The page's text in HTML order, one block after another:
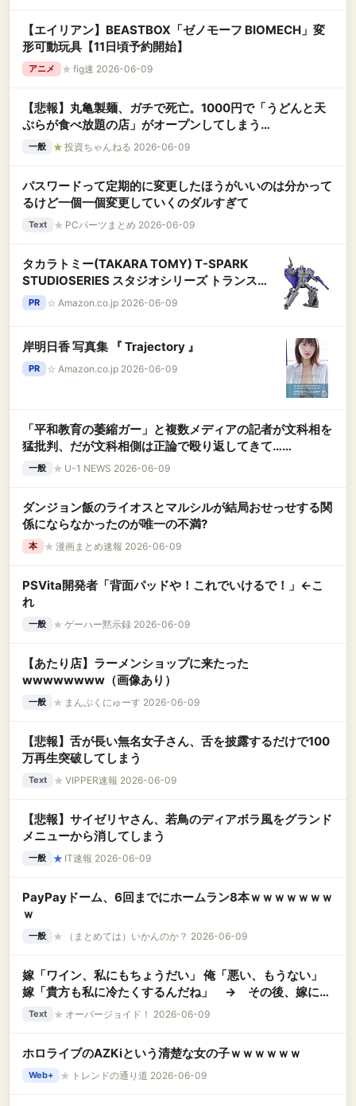
【エイリアン】BEASTBOX「ゼノモーフ BIOMECH」変
形可動玩具【11日頃予約開始】
アニメ ★ fig速 2026-06-09
【悲報】丸亀製麺、ガチで死亡。1000円で「うどんと天
ぷらが食べ放題の店」がオープンしてしまう
wywywywyw
一般 ★ 投資ちゃんねる 2026-06-09
パスワードって定期的に変更したほうがいいのは分かって
るけど一個一個変更していくのダルすぎて
Text ★ PCパーツまとめ 2026-06-09
タカラトミー(TAKARA TOMY) T-SPARK
STUDIOSERIES スタジオシリーズ トランスフ
ォーマー TS-34 アストロトレイン 可動フィギ
ュア
PR ☆ Amazon.co.jp 2026-06-09
岸明日香 写真集 『 Trajectory 』
PR ☆ Amazon.co.jp 2026-06-09
「平和教育の萎縮ガー」と複数メディアの記者が文科相を
猛批判、だが文科相側は正論で殴り返してきて……
一般 ★ U-1 NEWS 2026-06-09
ダンジョン飯のライオスとマルシルが結局おせっせする関
係にならなかったのが唯一の不満?
本 ★ 漫画まとめ速報 2026-06-09
PSVita開発者「背面パッドや！これでいけるで！」←こ
れ
一般 ★ ゲーハー黙示録 2026-06-09
【あたり店】ラーメンショップに来たった
wwwwwwww（画像あり）
一般 ★ まんぷくにゅーす 2026-06-09
【悲報】舌が長い無名女子さん、舌を披露するだけで100
万再生突破してしまう
Text ★ VIPPER速報 2026-06-09
【悲報】サイゼリヤさん、若鳥のディアボラ風をグランド
メニューから消してしまう
一般 ★ IT速報 2026-06-09
PayPayドーム、6回までにホームラン8本ｗｗｗｗｗｗｗ
ｗ
一般 ★ （まとめては）いかんのか？ 2026-06-09
嫁「ワイン、私にもちょうだい」 俺「悪い、もうない」
嫁「貴方も私に冷たくするんだね」 → その後、嫁に会
ったのは弁護士と一緒に１度きり。血眼で俺の行方を探し
Text ★ オーバージョイド！ 2026-06-09
ホロライブのAZKiという清楚な女の子ｗｗｗｗｗｗ
Web+ ★ トレンドの通り道 2026-06-09